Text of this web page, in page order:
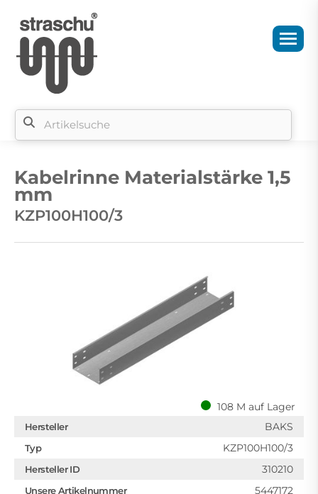
Kabelrinne Materialstärke 1,5
mm
KZP100H100/3
108 M auf Lager
Hersteller BAKS
Typ KZP100H100/3
Hersteller ID 310210
Unsere Artikelnummer 5447172